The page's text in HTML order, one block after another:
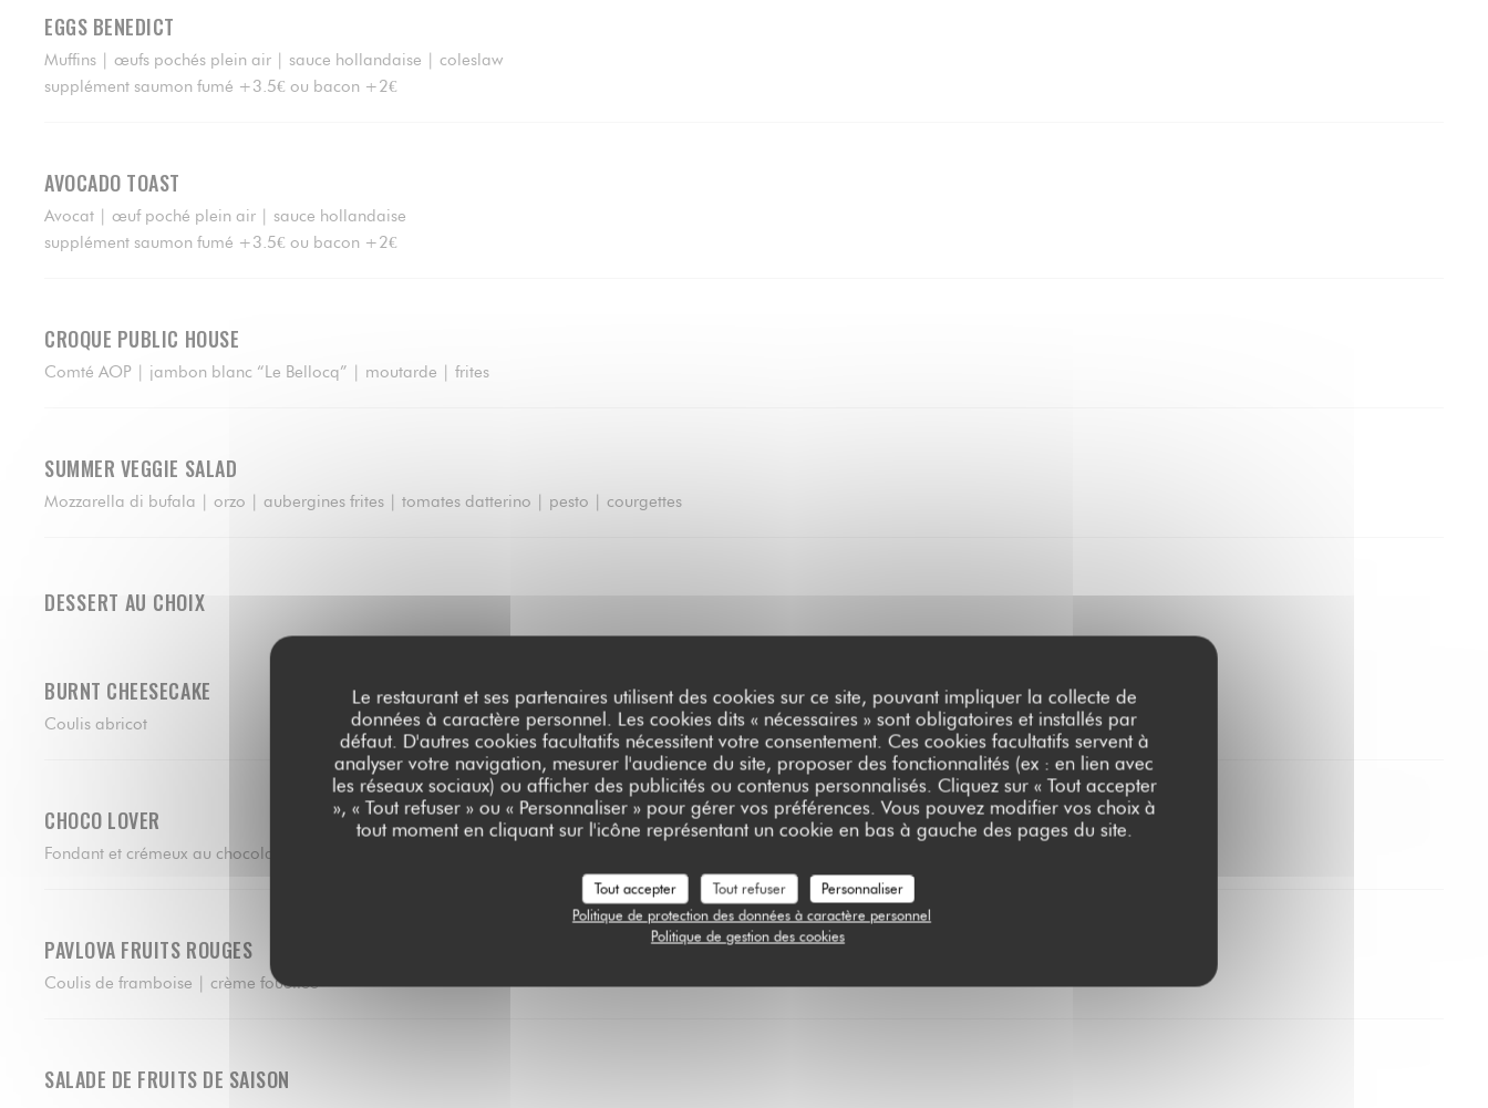
Le restaurant et ses partenaires utilisent des cookies sur ce site, pouvant impliquer la collecte de
données à caractère personnel. Les cookies dits « nécessaires » sont obligatoires et installés par
défaut. D'autres cookies facultatifs nécessitent votre consentement. Ces cookies facultatifs servent à
analyser votre navigation, mesurer l'audience du site, proposer des fonctionnalités (ex : en lien avec
les réseaux sociaux) ou afficher des publicités ou contenus personnalisés. Cliquez sur « Tout accepter
», « Tout refuser » ou « Personnaliser » pour gérer vos préférences. Vous pouvez modifier vos choix à
tout moment en cliquant sur l'icône représentant un cookie en bas à gauche des pages du site.
Tout accepter Tout refuser
Personnaliser
Politique de protection des données à caractère personnel
Politique de gestion des cookies
EGGS BENEDICT
Muffins | œufs pochés plein air | sauce hollandaise | coleslaw
supplément saumon fumé +3.5€ ou bacon +2€
AVOCADO TOAST
Avocat | œuf poché plein air | sauce hollandaise
supplément saumon fumé +3.5€ ou bacon +2€
CROQUE PUBLIC HOUSE
Comté AOP | jambon blanc “Le Bellocq” | moutarde | frites
SUMMER VEGGIE SALAD
Mozzarella di bufala | orzo | aubergines frites | tomates datterino | pesto | courgettes
DESSERT AU CHOIX
BURNT CHEESECAKE
Coulis abricot
CHOCO LOVER
Fondant et crémeux au chocolat | crème glacée chocolat | crumble cacao
PAVLOVA FRUITS ROUGES
Coulis de framboise | crème fouettée
SALADE DE FRUITS DE SAISON